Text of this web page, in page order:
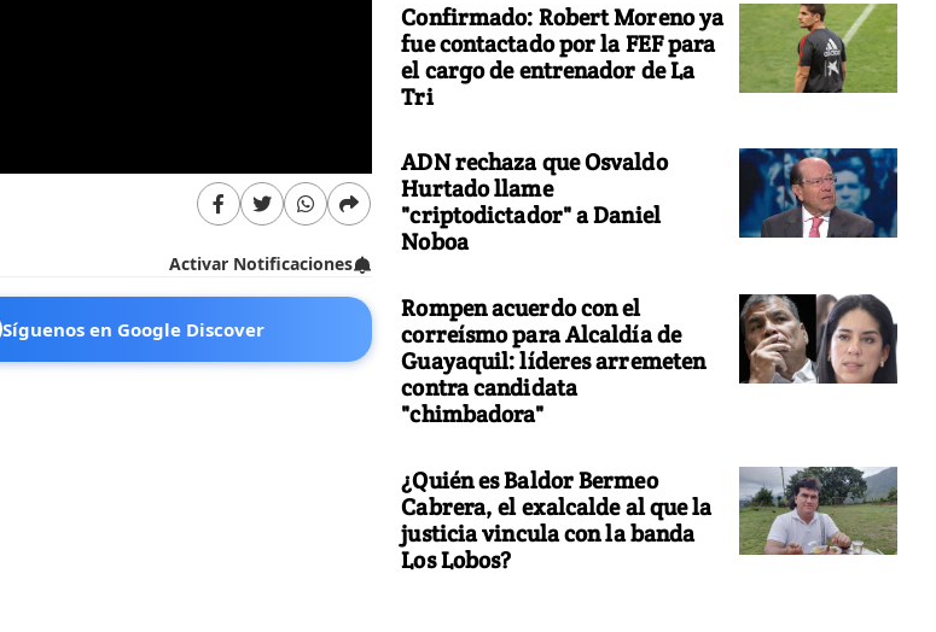
Activar Notificaciones
Síguenos en Google Discover
Confirmado: Robert Moreno ya
fue contactado por la FEF para
el cargo de entrenador de La
Tri
ADN rechaza que Osvaldo
Hurtado llame
"criptodictador" a Daniel
Noboa
Rompen acuerdo con el
correísmo para Alcaldía de
Guayaquil: líderes arremeten
contra candidata
"chimbadora"
¿Quién es Baldor Bermeo
Cabrera, el exalcalde al que la
justicia vincula con la banda
Los Lobos?